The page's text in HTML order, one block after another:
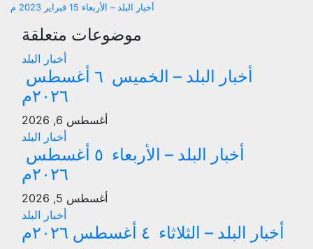
أخبار البلد – الأربعاء 15 فبراير 2023 م
موضوعات متعلقة
أخبار البلد
أخبار البلد – الخميس ٦ أغسطس
٢٠٢٦م
أغسطس 6, 2026
أخبار البلد
أخبار البلد – الأربعاء ٥ أغسطس
٢٠٢٦م
أغسطس 5, 2026
أخبار البلد
أخبار البلد – الثلاثاء ٤ أغسطس ٢٠٢٦م